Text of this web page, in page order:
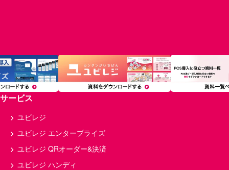
サービス
ユビレジ
ユビレジ エンタープライズ
ユビレジ QRオーダー&決済
ユビレジ ハンディ